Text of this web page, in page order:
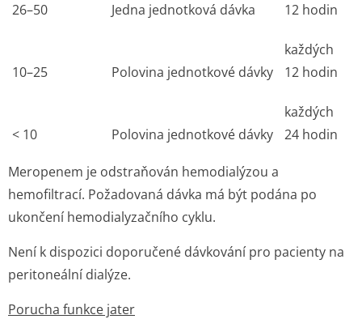
26–50 Jedna jednotková dávka
12 hodin
10–25 Polovina jednotkové dávky
každých
12 hodin
< 10 Polovina jednotkové dávky
každých
24 hodin
Meropenem je odstraňován hemodialýzou a
hemofiltrací. Požadovaná dávka má být podána po
ukončení hemodialyzační­ho cyklu.
Není k dispozici doporučené dávkování pro pacienty na
peritoneální dialýze.
Porucha funkce jater